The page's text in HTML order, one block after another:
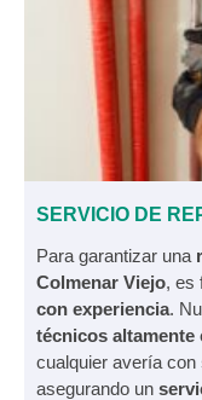
SERVICIO DE
Para garantizar una
Colmenar Viejo, es
con experiencia.
técnicos altamente
cualquier avería con
asegurando un